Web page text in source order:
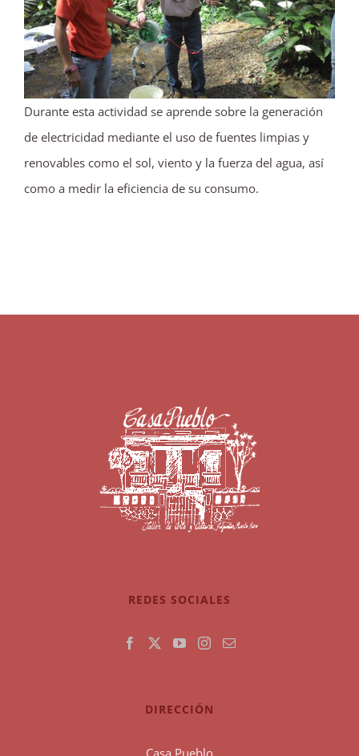
Durante esta actividad se aprende sobre la generación
de electricidad mediante el uso de fuentes limpias y
renovables como el sol, viento y la fuerza del agua, así
como a medir la eficiencia de su consumo.
REDES SOCIALES
DIRECCIÓN
Casa Pueblo